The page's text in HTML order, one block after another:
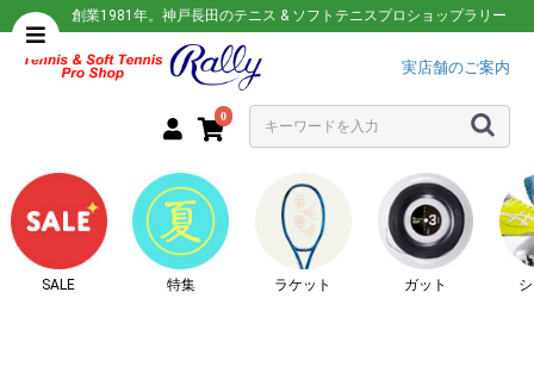
創業1981年。神戸長田のテニス & ソフトテニスプロショップラリー
実店舗のご案内
0
SALE 特集 ラケット ガット